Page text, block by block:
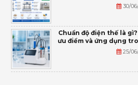
30/
Chuẩn độ điện thế là
ưu điểm và ứng dụng
25/